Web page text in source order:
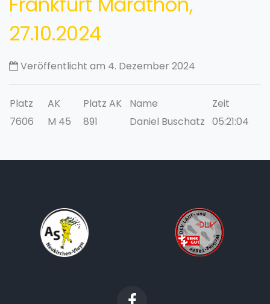
27.10.2024
Veröffentlicht am 4. Dezember 2024
Platz AK Platz AK Name
Zeit
7606
M 45 891 Daniel Buschatz 05:21:04